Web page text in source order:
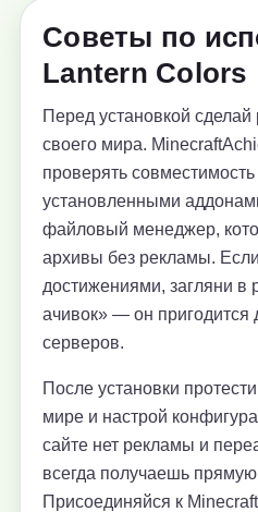
Советы по
Lantern Colors
Перед установкой
своего мира.
проверять
установленными
файловый менеджер,
архивы без рекламы.
достижениями, загляни в
ачивок» — он пригодится
серверов.
После установки
мире и настрой
сайте нет рекламы и
всегда получаешь
Присоединяйся к